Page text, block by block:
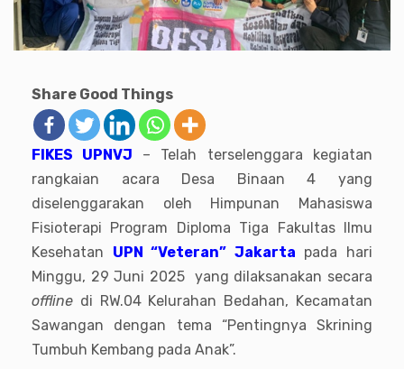
Share Good Things
FIKES UPNVJ
– Telah terselenggara kegiatan
rangkaian acara Desa Binaan 4 yang
diselenggarakan oleh Himpunan Mahasiswa
Fisioterapi Program Diploma Tiga Fakultas Ilmu
Kesehatan UPN “Veteran” Jakarta pada hari
Minggu, 29 Juni 2025 yang dilaksanakan secara
offline di RW.04 Kelurahan Bedahan, Kecamatan
Sawangan dengan tema “Pentingnya Skrining
Tumbuh Kembang pada Anak”.